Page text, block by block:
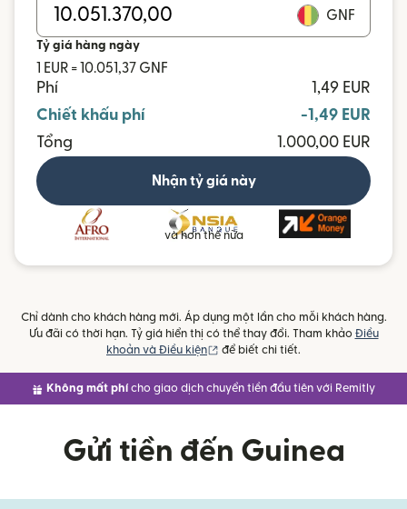
GNF
Tỷ giá hàng ngày
1 EUR = 10.051,37 GNF
Phí
1,49 EUR
Chiết khấu phí
-1,49 EUR
Tổng
1.000,00 EUR
Nhận tỷ giá này
và hơn thế nữa
Chỉ dành cho khách hàng mới. Áp dụng một lần cho mỗi khách hàng.
Ưu đãi có thời hạn. Tỷ giá hiển thị có thể thay đổi. Tham khảo Điều
khoản và Điều kiện
(mở trong cửa sổ mới)
để biết chi tiết.
Không mất phí cho giao dịch chuyển tiền đầu tiên với Remitly
Gửi tiền đến Guinea